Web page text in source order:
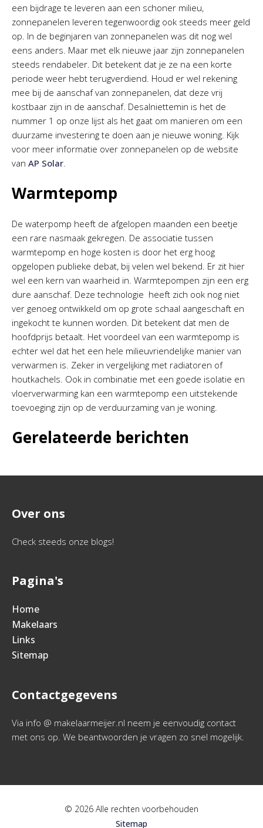
een bijdrage te leveren aan een schoner milieu,
zonnepanelen leveren tegenwoordig ook steeds meer geld
op. In de beginjaren van zonnepanelen was dit nog wel
eens anders. Maar met elk nieuwe jaar zijn zonnepanelen
steeds rendabeler. Dit betekent dat je ze na een korte
periode weer hebt terugverdiend. Houd er wel rekening
mee bij de aanschaf van zonnepanelen, dat deze vrij
kostbaar zijn in de aanschaf. Desalniettemin is het de
nummer 1 op onze lijst als het gaat om manieren om een
duurzame investering te doen aan je nieuwe woning. Kijk
voor meer informatie over zonnepanelen op de website
van AP Solar.
Warmtepomp
De waterpomp heeft de afgelopen maanden een beetje
een rare nasmaak gekregen. De associatie tussen
warmtepomp en hoge kosten is door het erg hoog
opgelopen publieke debat, bij velen wel bekend. Er zit hier
wel een kern van waarheid in. Warmtepompen zijn een erg
dure aanschaf. Deze technologie heeft zich ook nog niet
ver genoeg ontwikkeld om op grote schaal aangeschaft en
ingekocht te kunnen worden. Dit betekent dat men de
hoofdprijs betaalt. Het voordeel van een warmtepomp is
echter wel dat het een hele milieuvriendelijke manier van
verwarmen is. Zeker in vergelijking met radiatoren of
houtkachels. Ook in combinatie met een goede isolatie en
vloerverwarming kan een warmtepomp een uitstekende
toevoeging zijn op de verduurzaming van je woning.
Gerelateerde berichten
Over ons
Check steeds onze blogs!
Pagina's
Home
Makelaars
Links
Sitemap
Contactgegevens
Via info @ makelaarmeijer.nl neem je eenvoudig contact
met ons op. We beantwoorden je vragen zo snel mogelijk.
© 2026 Alle rechten voorbehouden
Sitemap